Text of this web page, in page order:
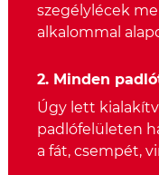
szegélylécek
alkalommal
2. Minden
Úgy lett
padlófelületen
a fát, csempét,